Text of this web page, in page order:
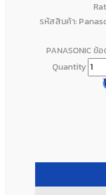
รหัสสินค้า:
PANASONIC ข้
Quantity